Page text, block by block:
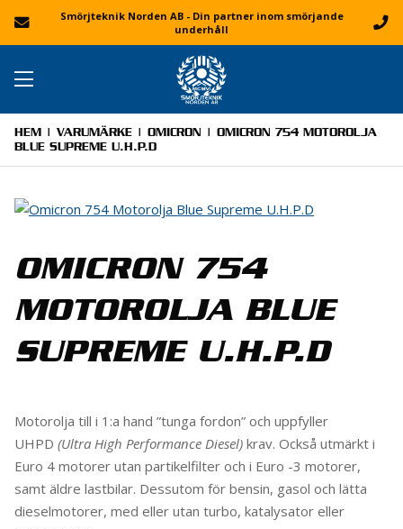
Smörjteknik Norden AB - Din partner inom smörjande
underhåll
HEM | VARUMÄRKE | OMICRON | OMICRON 754 MOTOROLJA
BLUE SUPREME U.H.P.D
OMICRON 754
MOTOROLJA BLUE
SUPREME U.H.P.D
Motorolja till i 1:a hand ”tunga fordon” och uppfyller
UHPD (Ultra High Performance Diesel) krav. Också utmärkt i
Euro 4 motorer utan partikelfilter och i Euro -3 motorer,
samt äldre lastbilar. Dessutom för bensin, gasol och lätta
dieselmo­torer, med eller utan turbo, katalysator eller